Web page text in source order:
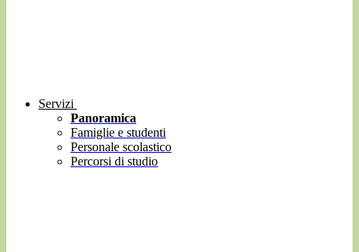
Servizi
Panoramica
Famiglie e studenti
Personale scolastico
Percorsi di studio